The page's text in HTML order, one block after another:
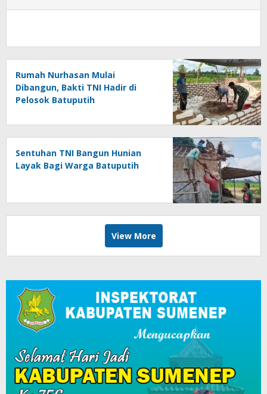
Rumah Nurhasan Mulai
Dibangun, Bakti TNI Hadir di
Pelosok Batuputih
Sentuhan TNI Bangun Hunian
Layak Bagi Warga Batuputih
View More